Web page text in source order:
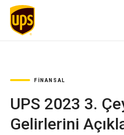
FINANSAL
UPS 2023 3.
Gelirlerini